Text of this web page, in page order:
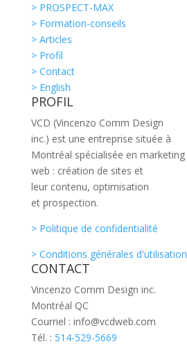
> PROSPECT-MAX
> Formation-conseils
> Articles
> Profil
> Contact
> English
PROFIL
VCD (Vincenzo Comm Design
inc.) est une entreprise située à
Montréal spécialisée en marketing
web : création de sites et
leur contenu, optimisation
et prospection.
> Politique de confidentialité
> Conditions générales d'utilisation
CONTACT
Vincenzo Comm Design inc.
Montréal QC
Courriel : info@vcdweb.com
Tél. : 514-529-5669